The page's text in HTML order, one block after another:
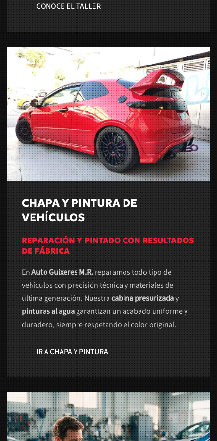
CONOCE EL TALLER
CHAPA Y PINTURA DE
VEHÍCULOS
REPARACIÓN Y PINTADO CON RESULTADOS
DE FÁBRICA
EnAuto Guixeres M.R.reparamos todo tipo de
vehículos con precisión técnica y materiales de
última generación. Nuestracabina presurizaday
pinturas al aguagarantizan un acabado uniforme y
duradero, siempre respetando el color original.
IR A CHAPA Y PINTURA